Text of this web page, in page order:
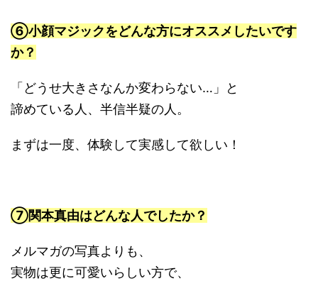
⑥小顔マジックをどんな方にオススメしたいです
か？
「どうせ大きさなんか変わらない…」と
諦めている人、半信半疑の人。
まずは一度、体験して実感して欲しい！
⑦関本真由はどんな人でしたか？
メルマガの写真よりも、
実物は更に可愛いらしい方で、